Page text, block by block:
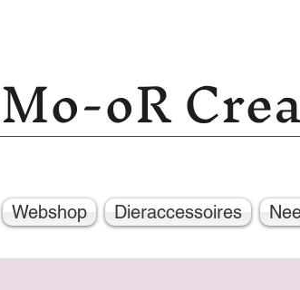
Mo-oR
Webshop Dieraccessoires